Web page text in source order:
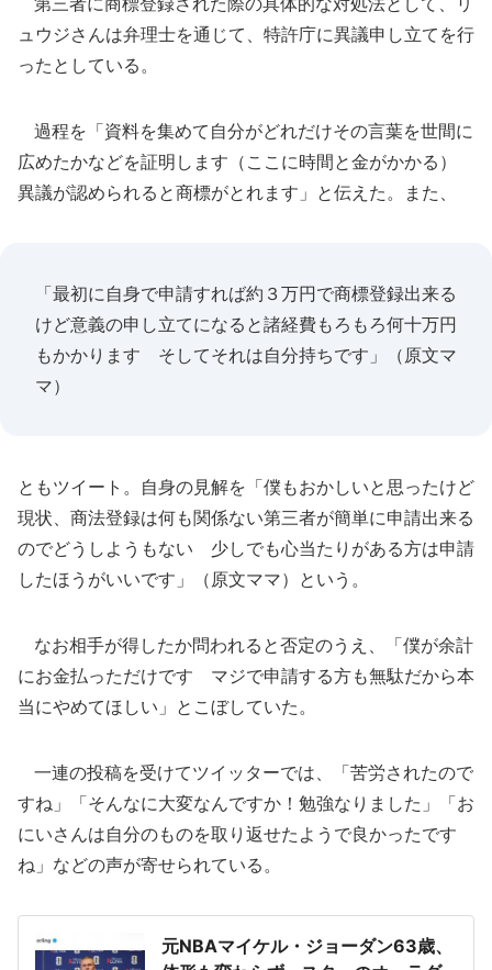
ュウジさんは弁理士を通じて、特許庁に異議申し立てを行
ったとしている。
過程を「資料を集めて自分がどれだけその言葉を世間に
広めたかなどを証明します（ここに時間と金がかかる）
異議が認められると商標がとれます」と伝えた。また、
「最初に自身で申請すれば約３万円で商標登録出来る
けど意義の申し立てになると諸経費もろもろ何十万円
もかかります そしてそれは自分持ちです」（原文マ
マ）
ともツイート。自身の見解を「僕もおかしいと思ったけど
現状、商法登録は何も関係ない第三者が簡単に申請出来る
のでどうしようもない 少しでも心当たりがある方は申請
したほうがいいです」（原文ママ）という。
なお相手が得したか問われると否定のうえ、「僕が余計
にお金払っただけです マジで申請する方も無駄だから本
当にやめてほしい」とこぼしていた。
一連の投稿を受けてツイッターでは、「苦労されたので
すね」「そんなに大変なんですか！勉強なりました」「お
にいさんは自分のものを取り返せたようで良かったです
ね」などの声が寄せられている。
元NBAマイケル・ジョーダン63歳、